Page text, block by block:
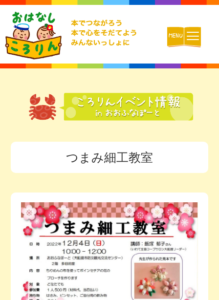
おはなしころりんとは
チームの紹介
動画配信
今月の予定
活動場所のご案内
ファンクラブのご案内
つまみ細工教室